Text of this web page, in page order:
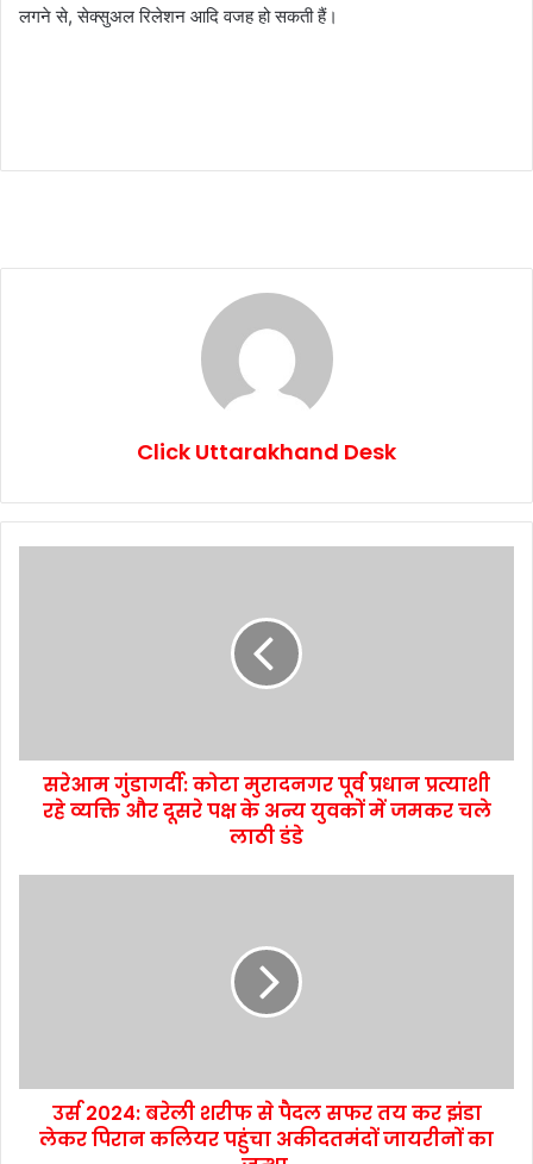
लगने से, सेक्सुअल रिलेशन आदि वजह हो सकती हैं।
Click Uttarakhand Desk
सरेआम गुंडागर्दी: कोटा मुरादनगर पूर्व प्रधान प्रत्याशी
रहे व्यक्ति और दूसरे पक्ष के अन्य युवकों में जमकर चले
लाठी डंडे
उर्स 2024: बरेली शरीफ से पैदल सफर तय कर झंडा
लेकर पिरान कलियर पहुंचा अकीदतमंदों जायरीनों का